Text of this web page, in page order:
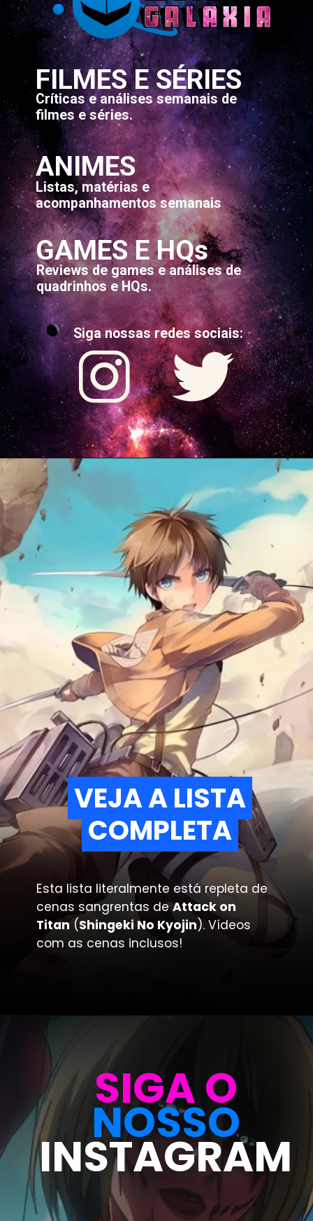
FILMES E SÉRIES
Críticas e análises semanais de
filmes e séries.
ANIMES
Listas, matérias e
acompanhamentos semanais
GAMES E HQs
Reviews de games e análises de
quadrinhos e HQs.
Siga nossas redes sociais:
VEJA A LISTA
COMPLETA
VEJA A LISTA
COMPLETA
Esta lista literalmente está repleta de
cenas sangrentas deAttack on
Titan (Shingeki No Kyojin). Vídeos
com as cenas inclusos!
https://metagalaxia.com.br/anime-e-manga/momentos-mais-grotescos-e-violentos-de-shingeki-no-kyojin/
SIGA O
NOSSO
INSTAGRAM